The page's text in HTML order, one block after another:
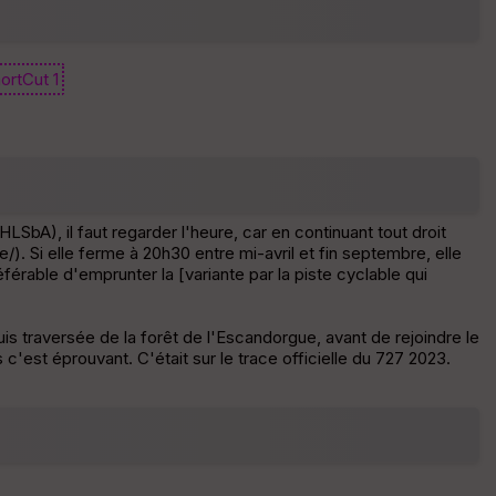
ar
en
P
oi
1
il faut regarder l'heure, car en continuant tout droit
Si elle ferme à 20h30 entre mi-avril et fin septembre, elle
d'emprunter la [variante par la piste cyclable qui
traversée de la forêt de l'Escandorgue, avant de rejoindre le
éprouvant. C'était sur le trace officielle du 727 2023.